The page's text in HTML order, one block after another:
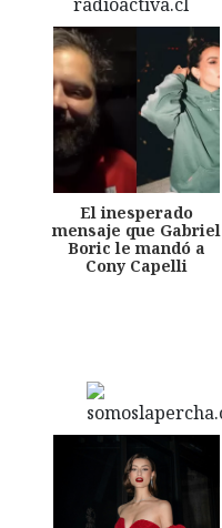
El inesperado
mensaje que Gabriel
Boric le mandó a
Cony Capelli